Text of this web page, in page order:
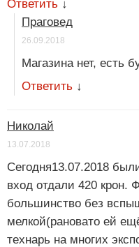
Ответить ↓
Праговед
26.09.2018
Магазина нет, есть
Ответить ↓
Николай
13.07.2018
Сегодня13.07.2018
вход отдали 420 крон.
большинство без
мелкой(рановато ей
технарь на многих